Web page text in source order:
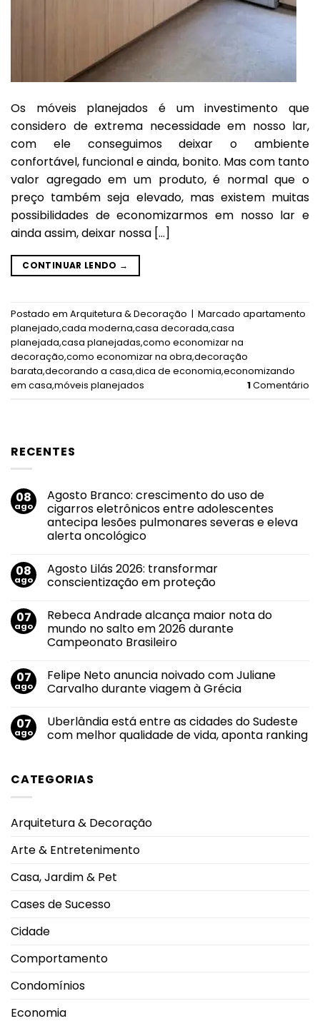
RECENTES
08
ago
Agosto Branco: crescimento do uso de
cigarros eletrônicos entre adolescentes
antecipa lesões pulmonares severas e eleva
alerta oncológico
em
Agosto
Branco:
uso
de
cigarros
eletrônicos
antecipa
lesões
pulmonares
eleva
alerta
oncológico
08
ago
Agosto Lilás 2026: transformar
conscientização em proteção
em
Agosto
Lilás
2026:
transformar
em
proteção
07
ago
Rebeca Andrade alcança maior nota do
mundo no salto em 2026 durante
Campeonato Brasileiro
em
Rebeca
Andrade
nota
do
mundo
2026
durante
07
ago
Felipe Neto anuncia noivado com Juliane
Carvalho durante viagem à Grécia
em
Felipe
Neto
Juliane
Carvalho
Grécia
07
ago
Uberlândia está entre as cidades do Sudeste
com melhor qualidade de vida, aponta ranking
Uberlândia
está
do
melhor
vida,
ranking
CATEGORIAS
Arquitetura & Decoração
Arte & Entretenimento
Casa, Jardim & Pet
Cases de Sucesso
Cidade
Comportamento
Condomínios
Economia
Os móveis planejados é um investimento que
considero de extrema necessidade em nosso lar,
com ele conseguimos deixar o ambiente
confortável, funcional e ainda, bonito. Mas com tanto
valor agregado em um produto, é normal que o
preço também seja elevado, mas existem muitas
possibilidades de economizarmos em nosso lar e
ainda assim, deixar nossa […]
CONTINUAR LENDO →
Postado em Arquitetura & Decoração | Marcado apartamento
planejado,cada moderna,casa decorada,casa
planejada,casa planejadas,como economizar na
decoração,como economizar na obra,decoração
barata,decorando a casa,dica de economia,economizando
em casa,móveis planejados 1Comentário